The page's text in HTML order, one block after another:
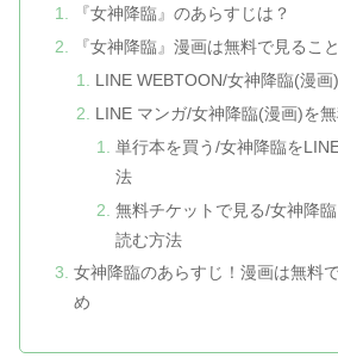
『女神降臨』のあらすじは？
『女神降臨』漫画は無料で見るこ
LINE WEBTOON/女神降臨(漫
LINE マンガ/女神降臨(漫画)を
単行本を買う/女神降臨を
法
無料チケットで見る/女神降
読む方法
女神降臨のあらすじ！漫画は無料
め